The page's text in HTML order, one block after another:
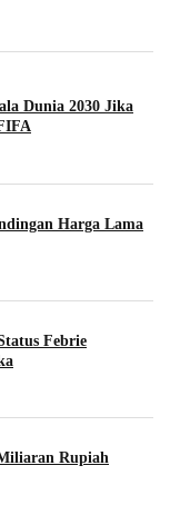
Dunia 2030 Jika
Harga Lama
Febrie
Rupiah